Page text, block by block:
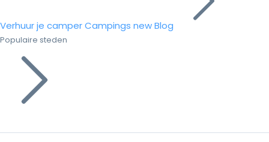
Verhuur je camperCampings newBlog
Populaire steden